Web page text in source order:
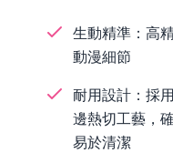
生動精準：高
動漫細節
耐用設計：採
邊熱切工藝，
易於清潔